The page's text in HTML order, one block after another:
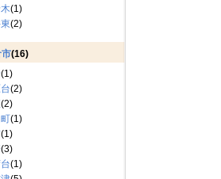
(1)
(2)
(16)
(1)
(2)
(2)
(1)
(1)
(3)
(1)